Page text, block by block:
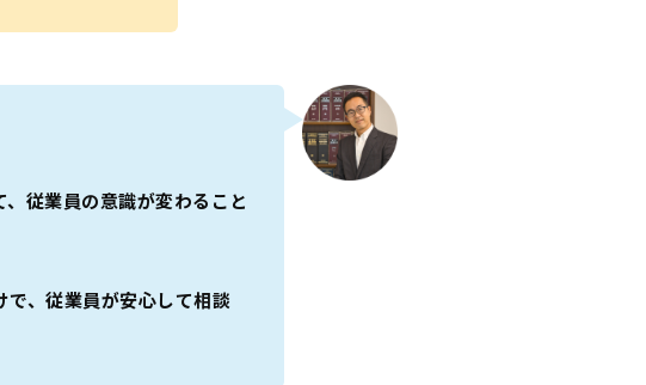
従業員の意識が変わること
で、従業員が安心して相談